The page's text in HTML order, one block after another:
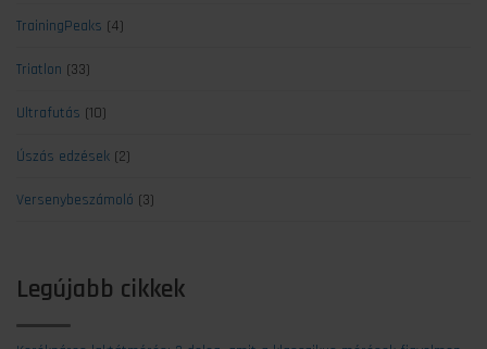
TrainingPeaks (4)
Triatlon (33)
Ultrafutás (10)
Úszás edzések (2)
Versenybeszámoló (3)
Legújabb cikkek